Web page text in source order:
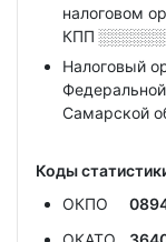
налоговом
КПП
Налоговый
Самарской
Коды
ОКПО